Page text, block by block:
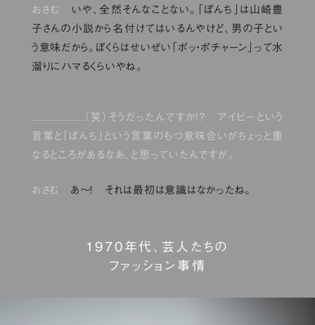
おさむ
いや、全然そんなことない。「ぼんち」は山崎豊
子さんの小説から名付けてはいるんやけど、男の子とい
う意味だから。ぼくらはせいぜい「ポッ・ポチャーン」って水
溜りにハマるくらいやね。
（笑）そうだったんですか!? アイビーという
言葉と「ぼんち」という言葉のもつ意味合いがちょっと重
なるところがあるなあ、と思っていたんですが。
おさむ あ〜！ それは最初は意識はなかったね。
1970年代、芸人たちの
ファッション事情